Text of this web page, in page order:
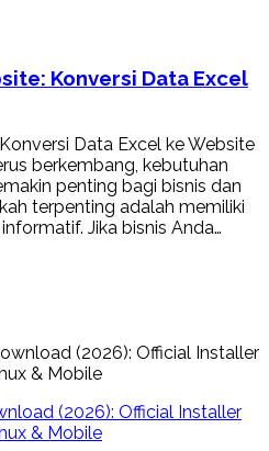
Konversi Data Excel
Data Excel ke Website
berkembang, kebutuhan
penting bagi bisnis dan
terpenting adalah memiliki
Jika bisnis Anda…
(2026): Official Installer
& Mobile